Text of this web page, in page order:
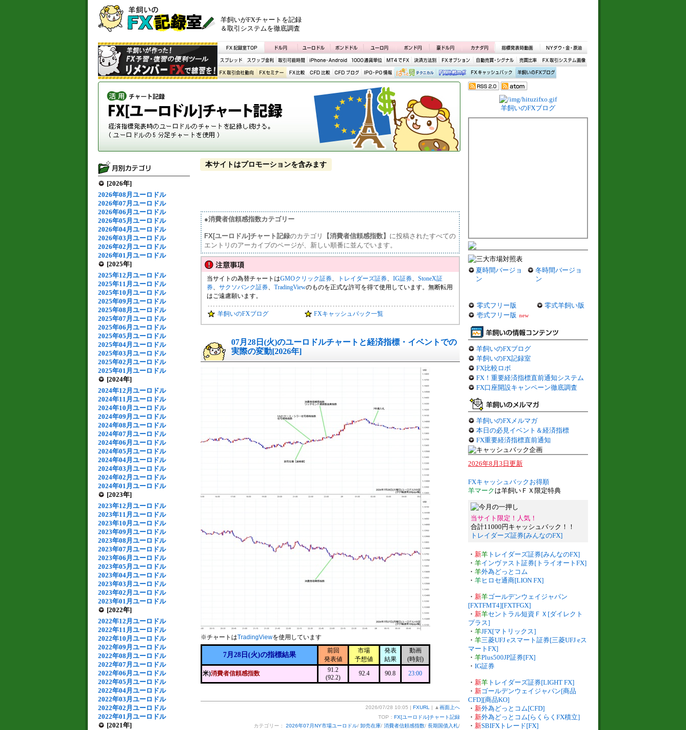
羊飼いがFXチャートを記録
＆取引システムを徹底調査
[2026年]
2026年08月ユーロドル
2026年07月ユーロドル
2026年06月ユーロドル
2026年05月ユーロドル
2026年04月ユーロドル
2026年03月ユーロドル
2026年02月ユーロドル
2026年01月ユーロドル
[2025年]
2025年12月ユーロドル
2025年11月ユーロドル
2025年10月ユーロドル
2025年09月ユーロドル
2025年08月ユーロドル
2025年07月ユーロドル
2025年06月ユーロドル
2025年05月ユーロドル
2025年04月ユーロドル
2025年03月ユーロドル
2025年02月ユーロドル
2025年01月ユーロドル
[2024年]
2024年12月ユーロドル
2024年11月ユーロドル
2024年10月ユーロドル
2024年09月ユーロドル
2024年08月ユーロドル
2024年07月ユーロドル
2024年06月ユーロドル
2024年05月ユーロドル
2024年04月ユーロドル
2024年03月ユーロドル
2024年02月ユーロドル
2024年01月ユーロドル
[2023年]
2023年12月ユーロドル
2023年11月ユーロドル
2023年10月ユーロドル
2023年09月ユーロドル
2023年08月ユーロドル
2023年07月ユーロドル
2023年06月ユーロドル
2023年05月ユーロドル
2023年04月ユーロドル
2023年03月ユーロドル
2023年02月ユーロドル
2023年01月ユーロドル
[2022年]
2022年12月ユーロドル
2022年11月ユーロドル
2022年10月ユーロドル
2022年09月ユーロドル
2022年08月ユーロドル
2022年07月ユーロドル
2022年06月ユーロドル
2022年05月ユーロドル
2022年04月ユーロドル
2022年03月ユーロドル
2022年02月ユーロドル
2022年01月ユーロドル
[2021年]
本サイトはプロモーションを含みます
●消費者信頼感指数カテゴリー
FX[ユーロドル]チャート記録のカテゴリ 【消費者信頼感指数】 に投稿されたすべての
エントリのアーカイブのページが、新しい順番に並んでいます。
当サイトの為替チャートはGMOクリック証券、 トレイダーズ証券、 IG証券、 StoneX証
券、 サクソバンク証券、 TradingViewのものを正式な許可を得て使用しています。無断転用
はご遠慮願います。
羊飼いのFXブログ FXキャッシュバック一覧
07月28日(火)のユーロドルチャートと経済指標・イベントでの
実際の変動[2026年]
※チャートはTradingViewを使用しています
7月28日(火)の指標結果
前回
発表値
市場
予想値
発表
結果
動画
(時刻)
米)消費者信頼感指数
91.2
(92.2)
92.4 90.8 23:00
2026/07/28 10:05 | FXURL | ▲ 画面上へ
TOP： FX[ユーロドル]チャート記録
カテゴリー： 2026年07月NY市場ユーロドル/ 卸売在庫/ 消費者信頼感指数/ 長期国債入札/
羊飼いのFXブログ
夏時間バージョ
ン
冬時間バージョ
ン
零式フリー版
零式羊飼い版
壱式フリー版 new
羊飼いのFXブログ
羊飼いのFX記録室
FX比較ロボ
FX！重要経済指標直前通知システム
FX口座開設キャンペーン徹底調査
羊飼いのFXメルマガ
本日の必見イベント＆経済指標
FX重要経済指標直前通知
2026年8月3日更新
FXキャッシュバックお得順
羊マーク は羊飼いＦＸ限定特典
当サイト限定！人気！
合計11000円キャッシュバック！！
トレイダーズ証券[みんなのFX]
・ 新羊 トレイダーズ証券[みんなのFX]
・ 羊インヴァスト証券[トライオートFX]
・ 羊外為どっとコム
・ 羊ヒロセ通商[LION FX]
・ 新羊ゴールデンウェイジャパン
[FXTFMT4][FXTFGX]
・ 新羊セントラル短資ＦＸ[ダイレクト
プラス]
・ 羊JFX[マトリックス]
・ 羊三菱UFJ eスマート証券[三菱UFJ eス
マートFX]
・ 羊Plus500JP証券[FX]
・ IG証券
・ 新羊 トレイダーズ証券[LIGHT FX]
・ 新ゴールデンウェイジャパン[商品
CFD][商品KO]
・ 新外為どっとコム[CFD]
・ 新外為どっとコム[らくらくFX積立]
・ 新SBIFXトレード[FX]